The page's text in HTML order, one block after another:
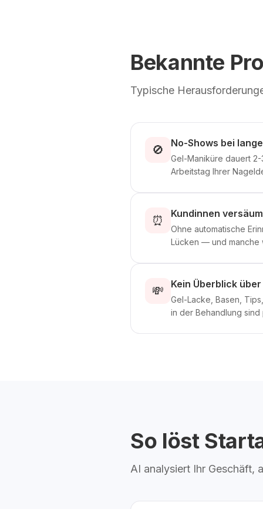
Bekannte
Typische
🚫 No-Shows bei
Gel-Maniküre dauert
Arbeitstag Ihrer
⏰ Kundinnen
Ohne automatische
Lücken — und manche
💸 Kein Überblick
Gel-Lacke, Basen,
in der Behandlung
So löst
AI analysiert Ihr Geschäft,